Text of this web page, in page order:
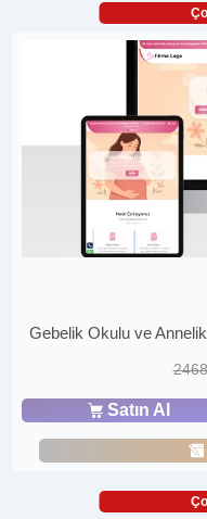
Gebelik Okulu ve
Satın Al